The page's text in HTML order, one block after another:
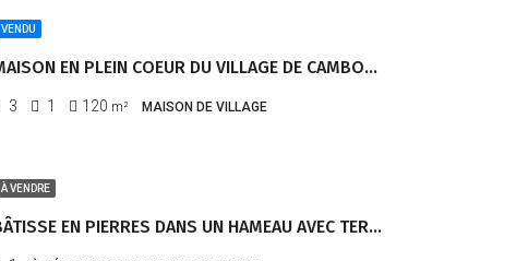
VENDU
MAISON EN PLEIN COEUR DU VILLAGE DE CAMBON– REF 1160 –
3 1 120 m² MAISON DE VILLAGE
À VENDRE
BÂTISSE EN PIERRES DANS UN HAMEAU AVEC TERRAIN – RÉF 1148